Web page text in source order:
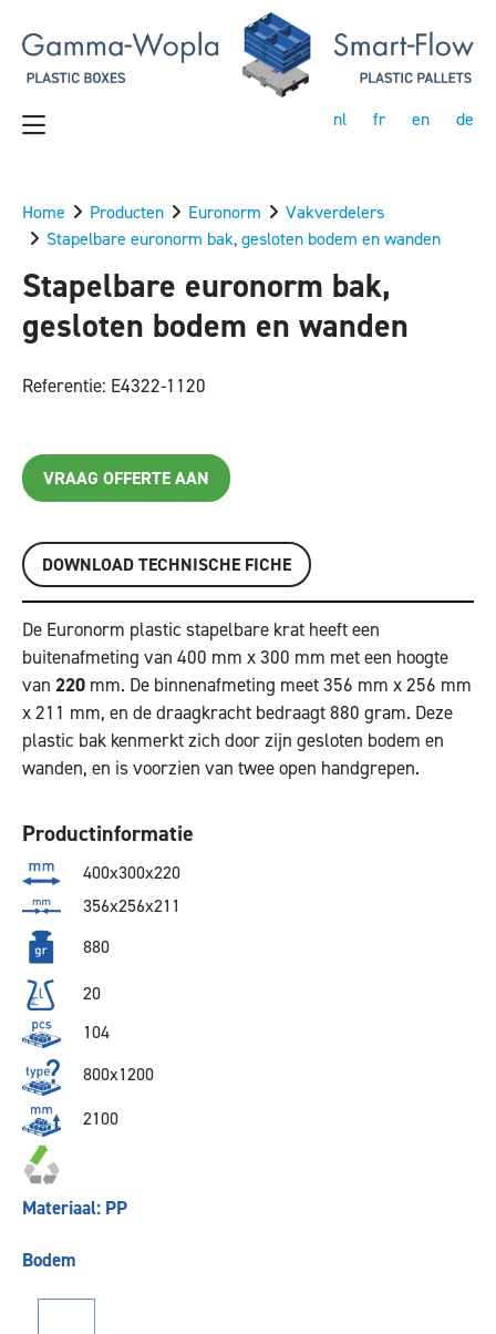
nl fr en de
Home Producten Euronorm
Vakverdelers
Stapelbare euronorm bak, gesloten bodem en wanden
Stapelbare euronorm bak,
gesloten bodem en wanden
Referentie: E4322-1120
VRAAG OFFERTE AAN
DOWNLOAD TECHNISCHE FICHE
De Euronorm plastic stapelbare krat heeft een
buitenafmeting van 400 mm x 300 mm met een hoogte
van 220 mm. De binnenafmeting meet 356 mm x 256 mm
x 211 mm, en de draagkracht bedraagt 880 gram. Deze
plastic bak kenmerkt zich door zijn gesloten bodem en
wanden, en is voorzien van twee open handgrepen.
Productinformatie
400x300x220
356x256x211
880
20
104
800x1200
2100
Materiaal: PP
Bodem